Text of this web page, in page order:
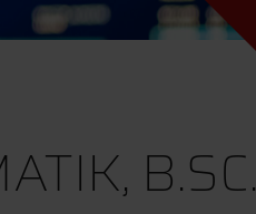
B.SC.